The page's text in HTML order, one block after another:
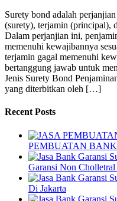
Surety bond adalah
(surety), terjamin (principal),
Dalam perjanjian ini,
memenuhi kewajibannya
terjamin gagal memenuhi
bertanggung jawab untuk
Jenis Surety Bond
yang diterbitkan oleh […]
Recent Posts
PEMBUATAN
Garansi Non Cholletral
Di Jakarta